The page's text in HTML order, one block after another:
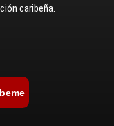
caribeña.